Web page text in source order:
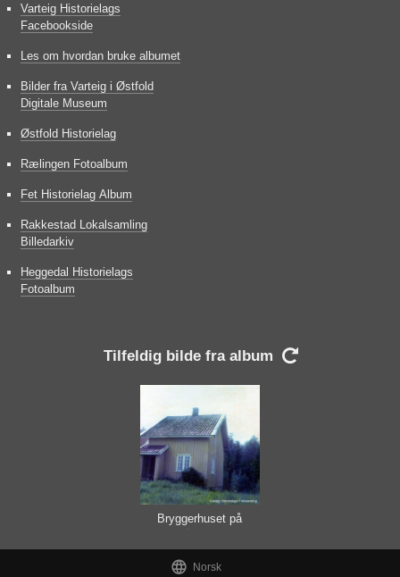
Varteig Historielags
Facebookside
Les om hvordan bruke albumet
Bilder fra Varteig i Østfold
Digitale Museum
Østfold Historielag
Rælingen Fotoalbum
Fet Historielag Album
Rakkestad Lokalsamling
Billedarkiv
Heggedal Historielags
Fotoalbum
Tilfeldig bilde fra album 
Bryggerhuset på
 Norsk